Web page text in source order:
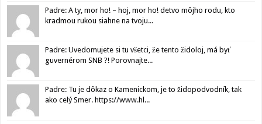
Padre: A ty, mor ho! – hoj, mor ho! detvo môjho rodu, kto
kradmou rukou siahne na tvoju...
Padre: Uvedomujete si tu všetci, že tento židoloj, má byť
guvernérom SNB ?! Porovnajte...
Padre: Tu je dôkaz o Kamenickom, je to židopodvodník, tak
ako celý Smer. https://www.hl...